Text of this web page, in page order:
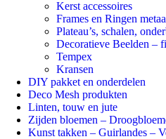
Kerst accessoires
Frames en Ringen
Plateau’s, schalen,
Decoratieve Beelden –
Tempex
Kransen
DIY pakket en onderdelen
Deco Mesh produkten
Linten, touw en jute
Zijden bloemen –
Kunst takken – Guirlandes –